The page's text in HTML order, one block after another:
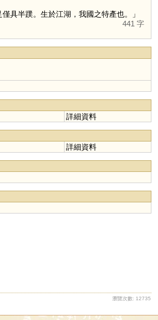
具半蹼。生於江湖，我國之特產也。」
441 字
詳細資料
詳細資料
瀏覽次數: 12735